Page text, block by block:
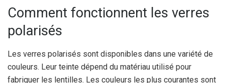
Comment fonctionnent les verres
polarisés
Les verres polarisés sont disponibles dans une variété de
couleurs. Leur teinte dépend du matériau utilisé pour
fabriquer les lentilles. Les couleurs les plus courantes sont